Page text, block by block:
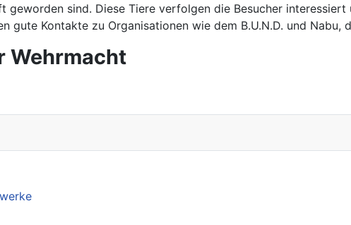
geworden sind. Diese Tiere verfolgen die Besucher
gute Kontakte zu Organisationen wie dem B.U.N.D. und
Wehrmacht